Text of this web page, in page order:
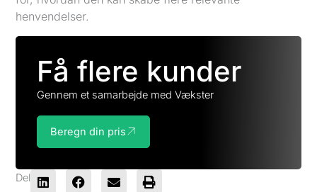
henvendelser.
Få flere kunder
Gennem et samarbejde med Vækster
Beregn din pris
Del